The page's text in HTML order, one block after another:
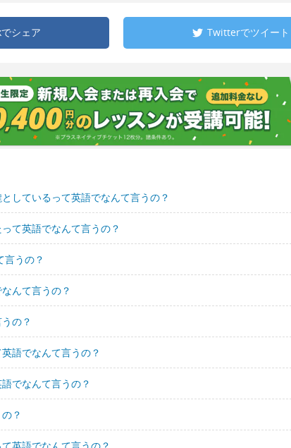
シェア Twitterでツイート
しているって英語でなんて言うの？
て英語でなんて言うの？
言うの？
んて言うの？
の？
語でなんて言うの？
でなんて言うの？
？